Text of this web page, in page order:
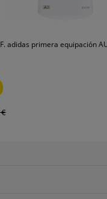
adidas primera equipación